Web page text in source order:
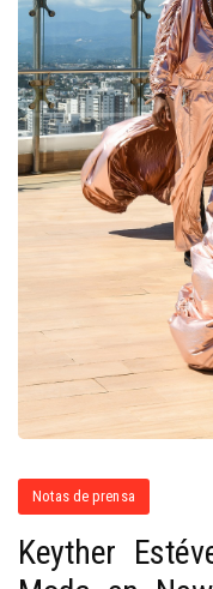
Notas de prensa
Keyther